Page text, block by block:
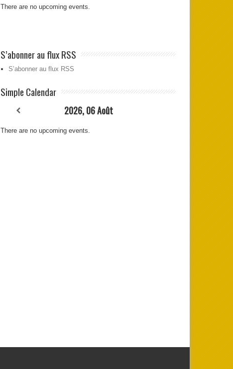
There are no upcoming events.
S’abonner au flux RSS
S’abonner au flux RSS
Simple Calendar
2026, 06 Août
There are no upcoming events.